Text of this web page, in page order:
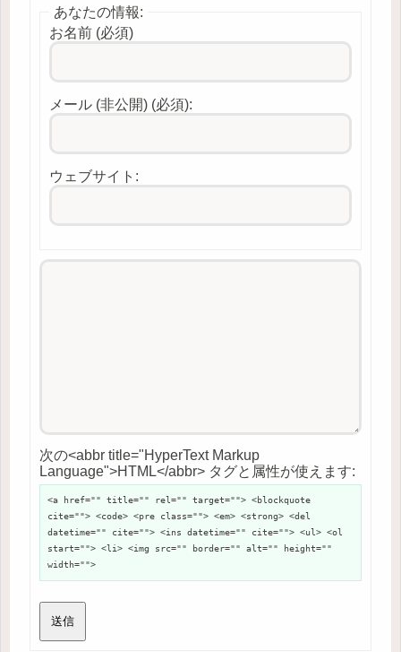
あなたの情報:
お名前 (必須)
メール (非公開) (必須):
ウェブサイト:
次の<abbr title="HyperText Markup
Language">HTML</abbr> タグと属性が使えます:
<a href="" title="" rel="" target=""> <blockquote
cite=""> <code> <pre class=""> <em> <strong> <del
datetime="" cite=""> <ins datetime="" cite=""> <ul> <ol
start=""> <li> <img src="" border="" alt="" height=""
width="">
送信